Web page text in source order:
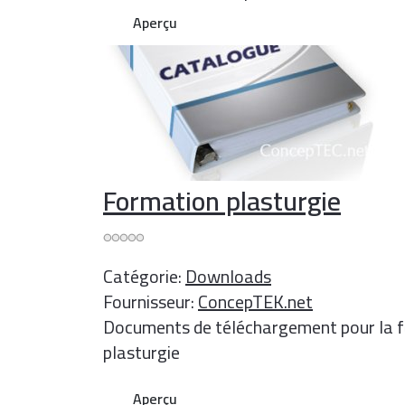
Aperçu
Formation plasturgie
Catégorie:Downloads
Fournisseur:ConcepTEK.net
Documents de téléchargement pour la
plasturgie
Aperçu